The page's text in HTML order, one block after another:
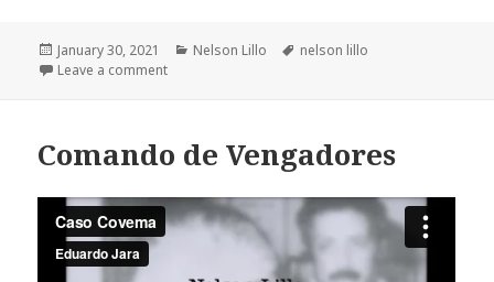
Posted
on
January 30, 2021 Categories
Nelson Lillo Tags
nelson lillo
Leave a commenton Procesado, Sentenciado y Condenado por
Comando de Vengadores